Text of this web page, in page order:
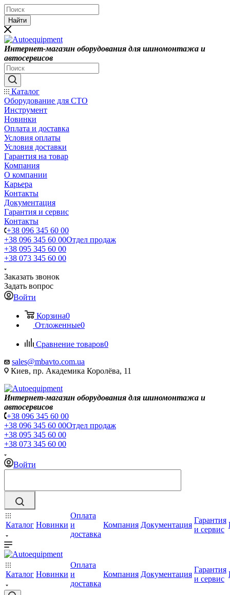
Найти
Интернет-магазин оборудования для шиномонтажа и
автосервисов
Каталог
Оборудование для СТО
Инструмент
Новинки
Оплата и доставка
Условия оплаты
Условия доставки
Гарантия на товар
Компания
О компании
Карьера
Контакты
Документация
Гарантия и сервис
Контакты
+38 096 345 60 00
+38 096 345 60 00Отдел продаж
+38 095 345 60 00
+38 073 345 60 00
Заказать звонок
Задать вопрос
Войти
Корзина0
Отложенные0
Сравнение товаров0
sales@mbavto.com.ua
Киев, пр. Академика Королёва, 11
Интернет-магазин оборудования для шиномонтажа и
автосервисов
+38 096 345 60 00
+38 096 345 60 00Отдел продаж
+38 095 345 60 00
+38 073 345 60 00
Войти
Каталог Новинки
Оплата
и
доставка
Компания Документация
Гарантия
и сервис
Каталог Новинки
Оплата
и
доставка
Компания Документация
Гарантия
и сервис